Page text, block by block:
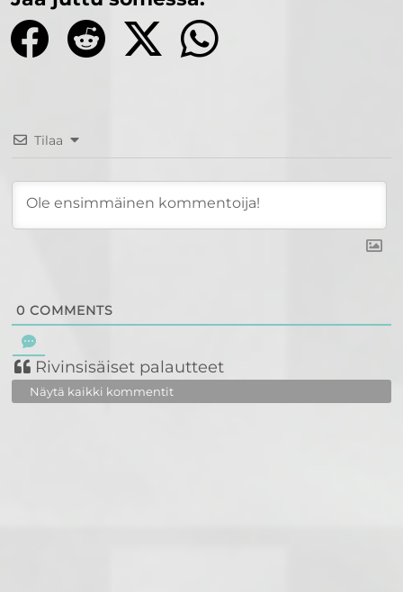
Tilaa
0 COMMENTS
Rivinsisäiset palautteet
Näytä kaikki kommentit